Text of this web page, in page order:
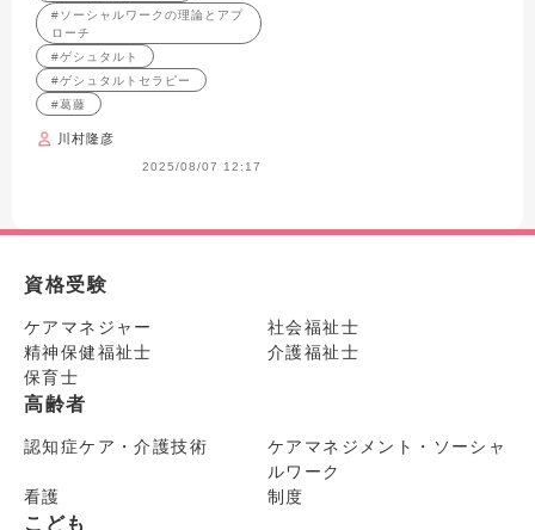
#ソーシャルワークの理論とアプ
ローチ
#ゲシュタルト
#ゲシュタルトセラピー
#葛藤
川村隆彦
2025/08/07 12:17
資格受験
ケアマネジャー
社会福祉士
精神保健福祉士
介護福祉士
保育士
高齢者
認知症ケア・介護技術
ケアマネジメント・ソーシャ
ルワーク
看護
制度
こども